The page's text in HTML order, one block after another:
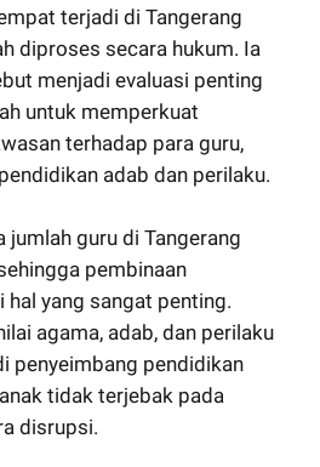
terjadi di Tangerang
diproses secara hukum. Ia
menjadi evaluasi penting
untuk memperkuat
terhadap para guru,
adab dan perilaku.
jumlah guru di Tangerang
pembinaan
hal yang sangat penting.
agama, adab, dan perilaku
penyeimbang pendidikan
tidak terjebak pada
disrupsi.